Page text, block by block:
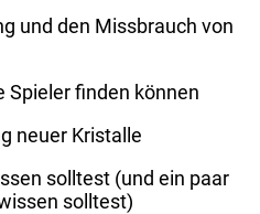
und den Missbrauch von
Spieler finden können
neuer Kristalle
solltest (und ein paar
solltest)